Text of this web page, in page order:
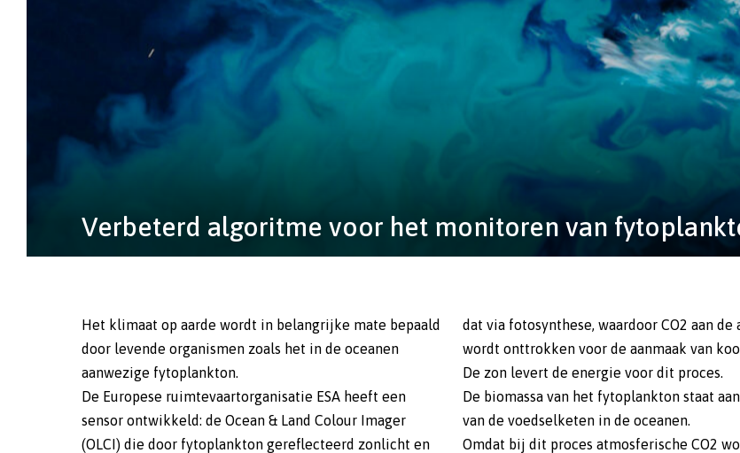
Verbeterd algoritme voor het monitoren van
Het klimaat op aarde wordt in belangrijke mate bepaald
door levende organismen zoals het in de oceanen
aanwezige fytoplankton.
De Europese ruimtevaartorganisatie ESA heeft een
sensor ontwikkeld: de Ocean & Land Colour Imager
(OLCI) die door fytoplankton gereflecteerd zonlicht en
dat via fotosynthese, waardoor CO2 aan de
wordt onttrokken voor de aanmaak van
De zon levert de energie voor dit proces.
De biomassa van het fytoplankton staat
van de voedselketen in de oceanen.
Omdat bij dit proces atmosferische CO2